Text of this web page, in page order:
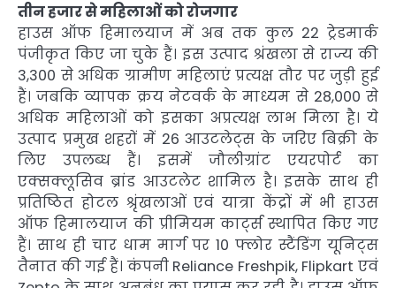
तीन हजार से महिलाओं को रोजगार
हाउस ऑफ हिमालयाज में अब तक कुल 22 ट्रेडमार्क
पंजीकृत किए जा चुके हैं। इस उत्पाद श्रंखला से राज्य की
3,300 से अधिक ग्रामीण महिलाएं प्रत्यक्ष तौर पर जुड़ी हुई
हैं। जबकि व्यापक क्रय नेटवर्क के माध्यम से 28,000 से
अधिक महिलाओं को इसका अप्रत्यक्ष लाभ मिला है। ये
उत्पाद प्रमुख शहरों में 26 आउटलेट्स के जरिए बिक्री के
लिए उपलब्ध हैं। इसमें जौलीग्रांट एयरपोर्ट का
एक्सक्लूसिव ब्रांड आउटलेट शामिल है। इसके साथ ही
प्रतिष्ठित होटल श्रृंखलाओं एवं यात्रा केंद्रों में भी हाउस
ऑफ हिमालयाज की प्रीमियम कार्ट्स स्थापित किए गए
हैं। साथ ही चार धाम मार्ग पर 10 फ्लोर स्टैंडिंग यूनिट्स
तैनात की गई हैं। कंपनी Reliance Freshpik, Flipkart एवं